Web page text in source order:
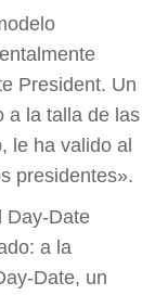
President. Un
a la talla de las
le ha valido al
presidentes».
a la
un